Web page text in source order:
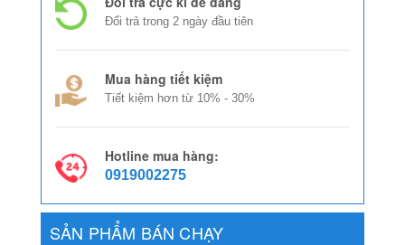
Đổi trả trong 2 ngày đầu tiên
Mua hàng tiết kiệm
Tiết kiệm hơn từ 10% - 30%
Hotline mua hàng:
0919002275
SẢN PHẨM BÁN CHẠY